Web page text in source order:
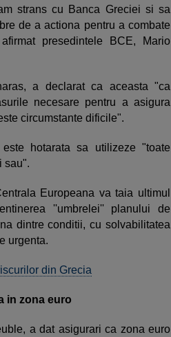
strans cu Banca Greciei si sa
de a actiona pentru a combate
presedintele BCE, Mario
a declarat ca aceasta "ca
necesare pentru a asigura
circumstante dificile".
hotarata sa utilizeze "toate
sau".
Europeana va taia ultimul
''umbrelei'' planului de
dintre conditii, cu solvabilitatea
urgenta.
din Grecia
in zona euro
a dat asigurari ca zona euro